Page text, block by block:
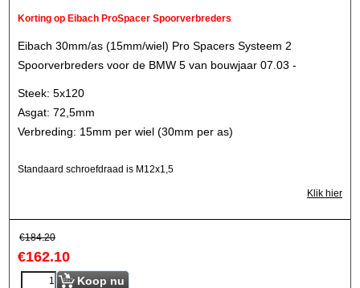
Korting op Eibach ProSpacer Spoorverbreders
Eibach 30mm/as (15mm/wiel) Pro Spacers Systeem 2
Spoorverbreders voor de BMW 5 van bouwjaar 07.03 -
Steek: 5x120
Asgat: 72,5mm
Verbreding: 15mm per wiel (30mm per as)
Standaard schroefdraad is M12x1,5
Klik hier
€184.20
€162.10
Koop nu